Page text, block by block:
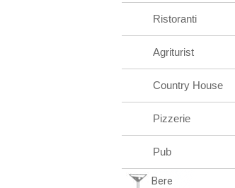
Ristoranti
Agriturist
Country House
Pizzerie
Pub
Bere